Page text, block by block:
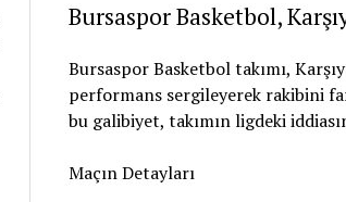
Bursaspor Basketbol,
Bursaspor Basketbol takımı,
performans sergileyerek rakibini
bu galibiyet, takımın ligdeki
Maçın Detayları